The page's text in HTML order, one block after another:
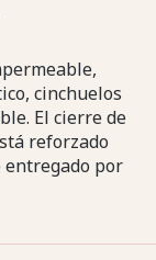
cinchuelos
El cierre de
reforzado
entregado por